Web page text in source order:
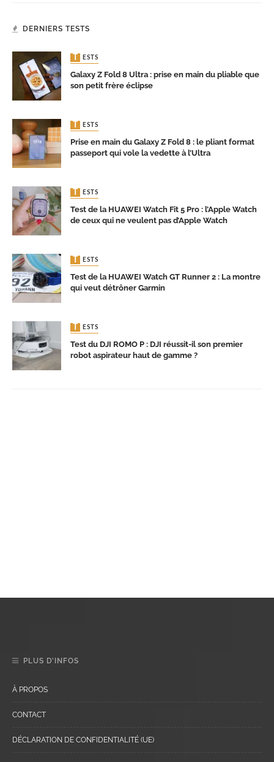
DERNIERS TESTS
TESTS
Galaxy Z Fold 8 Ultra : prise en main du pliable que
son petit frère éclipse
TESTS
Prise en main du Galaxy Z Fold 8 : le pliant format
passeport qui vole la vedette à l’Ultra
TESTS
Test de la HUAWEI Watch Fit 5 Pro : l’Apple Watch
de ceux qui ne veulent pas d’Apple Watch
TESTS
Test de la HUAWEI Watch GT Runner 2 : La montre
qui veut détrôner Garmin
TESTS
Test du DJI ROMO P : DJI réussit-il son premier
robot aspirateur haut de gamme ?
PLUS D’INFOS
À PROPOS
CONTACT
DÉCLARATION DE CONFIDENTIALITÉ (UE)